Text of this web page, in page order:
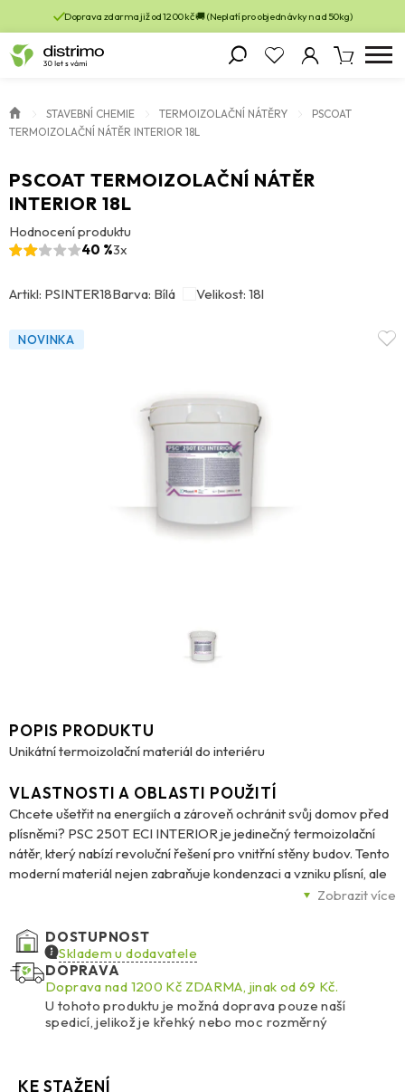
Doprava zdarma již od 1200 kč 🚚 (Neplatí pro objednávky nad 50kg)
STAVEBNÍ CHEMIE TERMOIZOLAČNÍ NÁTĚRY
PSCOAT
TERMOIZOLAČNÍ NÁTĚR INTERIOR 18L
PSCOAT TERMOIZOLAČNÍ NÁTĚR
INTERIOR 18L
Hodnocení produktu
40 %3x
Artikl: PSINTER18Barva: Bílá Velikost: 18l
NOVINKA
POPIS PRODUKTU
Unikátní termoizolační materiál do interiéru
Zobrazit více
VLASTNOSTI A OBLASTI POUŽITÍ
Chcete ušetřit na energiích a zároveň ochránit svůj domov před
plísněmi? PSC 250T ECI INTERIOR je jedinečný termoizolační
nátěr, který nabízí revoluční řešení pro vnitřní stěny budov. Tento
moderní materiál nejen zabraňuje kondenzaci a vzniku plísní, ale
také výrazně zlepšuje tepelné vlastnosti vašeho interiéru.
Maximální účinnost s minimální tloušťkou Jednou z největších
předností PSC 250T ECI INTERIOR je jeho schopnost nahradit až
6 cm tradiční izolace při vrstvě pouhých 1 mm. Tento nátěr odráží
teplo zpět do místnosti, čímž zabraňuje úniku tepla a přináší
úsporu energie až 30 %. Navíc díky své paropropustnosti
eliminuje tepelné mosty a chrání povrch před nečistotami.
Jednoduchá a rychlá aplikace PSC 250T ECI INTERIOR se
DOSTUPNOST
Skladem u dodavatele
DOPRAVA
Doprava nad 1200 Kč ZDARMA, jinak od 69 Kč.
U tohoto produktu je možná doprava pouze naší
spedicí, jelikož je křehký nebo moc rozměrný
KE STAŽENÍ